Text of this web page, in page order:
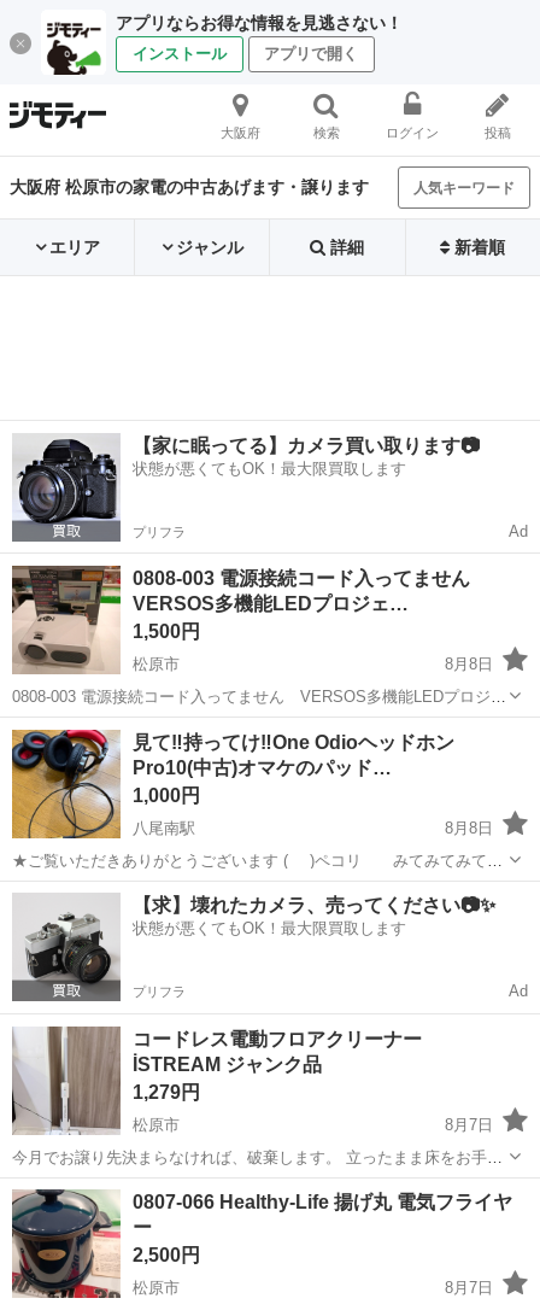
アプリならお得な情報を見逃さない！
インストール アプリで開く
大阪府 検索 ログイン 投稿
大阪府 松原市の家電の中古あげます・譲ります 人気キーワード
エリア ジャンル 詳細 新着順
【家に眠ってる】カメラ買い取ります📷
状態が悪くてもOK！最大限買取します
プリフラ Ad
0808-003 電源接続コード入ってません
VERSOS多機能LEDプロジェ…
1,500円
松原市
8月8日
0808-003 電源接続コード入ってません VERSOS多機能LEDプロジェ
クター 【状態】 ・使用に伴う多少のスレ、キズ、落としきれない汚れ
などございます ・詳細は現地でご確認ください ・お値引きは出来か...
大阪 松原市 その他
見て‼️持ってけ‼️One Odioヘッドホン
Pro10(中古)オマケのパッド…
1,000円
八尾南駅
8月8日
★ご覧いただきありがとうございます (_ _)ペコリ みてみてみてち
ょーだい❗️ ★同時期(購入時期は今年の7月です。)に家人が同じモデル
を購入したので片方を出品します。オマケで交換用イヤーパッドもお
付けします。数回しか使...
大阪 松原市 八尾南駅
【求】壊れたカメラ、売ってください📷✨
状態が悪くてもOK！最大限買取します
プリフラ Ad
コードレス電動フロアクリーナー
İSTREAM ジャンク品
1,279円
松原市
8月7日
今月でお譲り先決まらなければ、破棄します。 立ったまま床をお手軽
に水拭き掃除できる 自走式ヘッドを採用したフロアクリーナー 使いや
すいスティックタイプで、これ一本で家中の床をピカピカに 面倒な水
拭き掃除が立ったままで手...
大阪 松原市
0807-066 Healthy-Life 揚げ丸 電気フライヤ
ー
2,500円
松原市
8月7日